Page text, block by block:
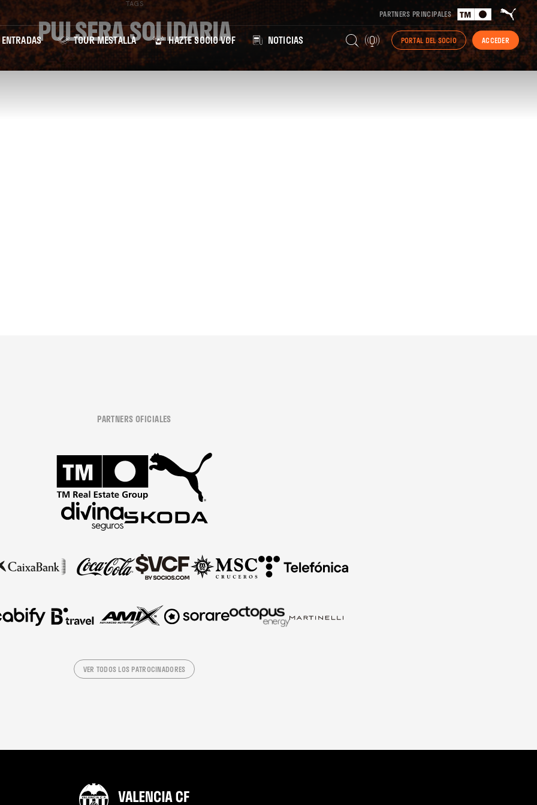
PARTNERS PRINCIPALES
ENTRADAS TOUR MESTALLA HAZTE SOCIO VCF NOTICIAS PORTAL DEL SOCIO ACCEDER
TAGS
PULSERA SOLIDARIA
PARTNERS OFICIALES
VER TODOS LOS PATROCINADORES